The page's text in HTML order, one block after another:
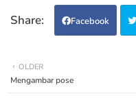
Facebook
OLDER
Mengambar pose